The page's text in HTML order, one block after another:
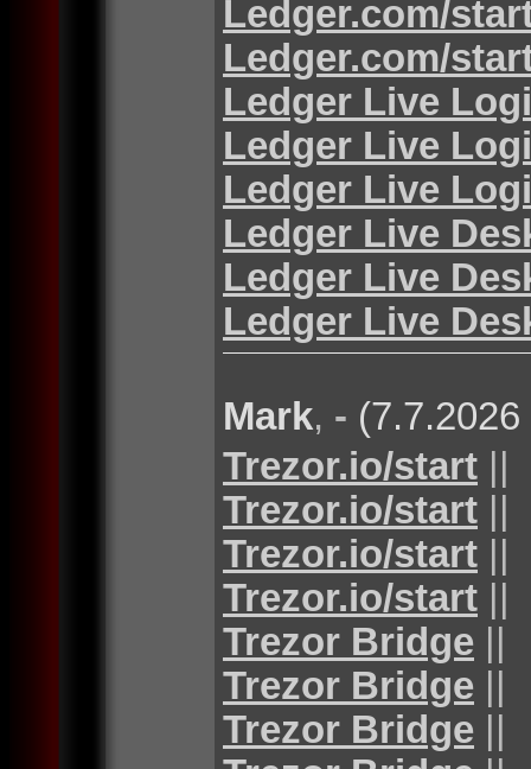
Ledger.com/
Ledger.com/
Ledger Live
Ledger Live
Ledger Live
Ledger Live
Ledger Live
Ledger Live
Mark, -
Trezor.io/start ||
Trezor.io/start ||
Trezor.io/start ||
Trezor.io/start ||
Trezor Bridge ||
Trezor Bridge ||
Trezor Bridge ||